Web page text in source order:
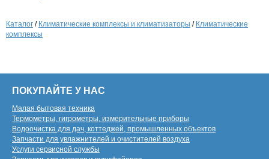
Каталог / Климатические комплексы и климатизаторы / Климатические
комплексы
ПОКУПАЙТЕ У НАС
Малая бытовая техника
Термометры, гигрометры, измерительные приборы
Водоочистка для дач, коттеджей, промышленных объектов
Запчасти для увлажнителей и очистителей воздуха
Услуги сервисной службы